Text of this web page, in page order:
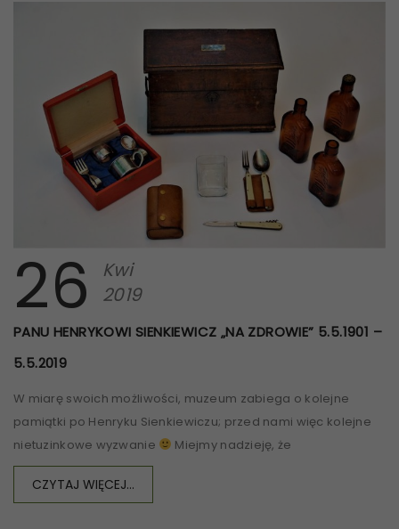
26
Kwi
2019
PANU HENRYKOWI SIENKIEWICZ „NA ZDROWIE” 5.5.1901 –
5.5.2019
W miarę swoich możliwości, muzeum zabiega o kolejne
pamiątki po Henryku Sienkiewiczu; przed nami więc kolejne
nietuzinkowe wyzwanie
Miejmy nadzieję, że
CZYTAJ WIĘCEJ...